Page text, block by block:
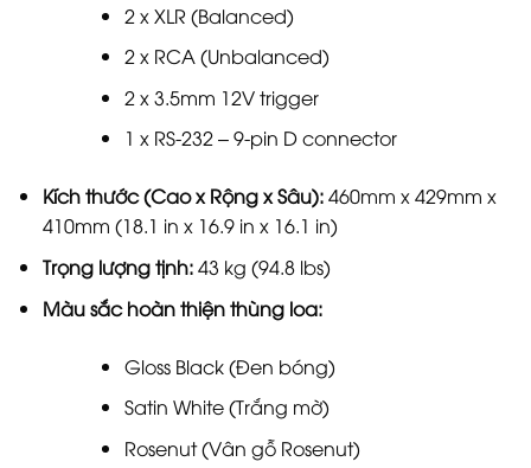
2 x XLR (Balanced)
2 x RCA (Unbalanced)
2 x 3.5mm 12V trigger
1 x RS-232 – 9-pin D connector
Kích thước (Cao x Rộng x Sâu):460mm x 429mm x
410mm (18.1 in x 16.9 in x 16.1 in)
Trọng lượng tịnh:43 kg (94.8 lbs)
Màu sắc hoàn thiện thùng loa:
Gloss Black (Đen bóng)
Satin White (Trắng mờ)
Rosenut (Vân gỗ Rosenut)